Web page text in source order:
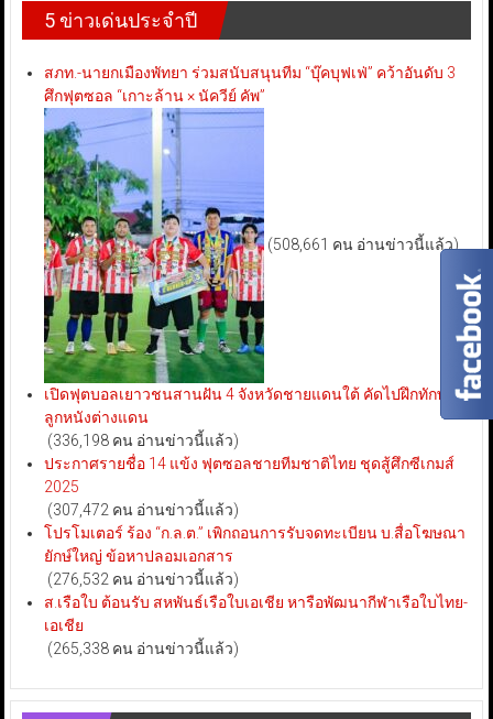
5 ข่าวเด่นประจำปี
สภท.-นายกเมืองพัทยา ร่วมสนับสนุนทีม “บุ๊คบุฟเฟ่” คว้าอันดับ 3
ศึกฟุตซอล “เกาะล้าน × นัควีย์ คัพ”
(508,661 คน อ่านข่าวนี้แล้ว)
เปิดฟุตบอลเยาวชนสานฝัน 4 จังหวัดชายแดนใต้ คัดไปฝึกทักษะ
ลูกหนังต่างแดน
(336,198 คน อ่านข่าวนี้แล้ว)
ประกาศรายชื่อ 14 แข้ง ฟุตซอลชายทีมชาติไทย ชุดสู้ศึกซีเกมส์
2025
(307,472 คน อ่านข่าวนี้แล้ว)
โปรโมเตอร์ ร้อง “ก.ล.ต.” เพิกถอนการรับจดทะเบียน บ.สื่อโฆษณา
ยักษ์ใหญ่ ข้อหาปลอมเอกสาร
(276,532 คน อ่านข่าวนี้แล้ว)
ส.เรือใบ ต้อนรับ สหพันธ์เรือใบเอเชีย หารือพัฒนากีฬาเรือใบไทย-
เอเชีย
(265,338 คน อ่านข่าวนี้แล้ว)